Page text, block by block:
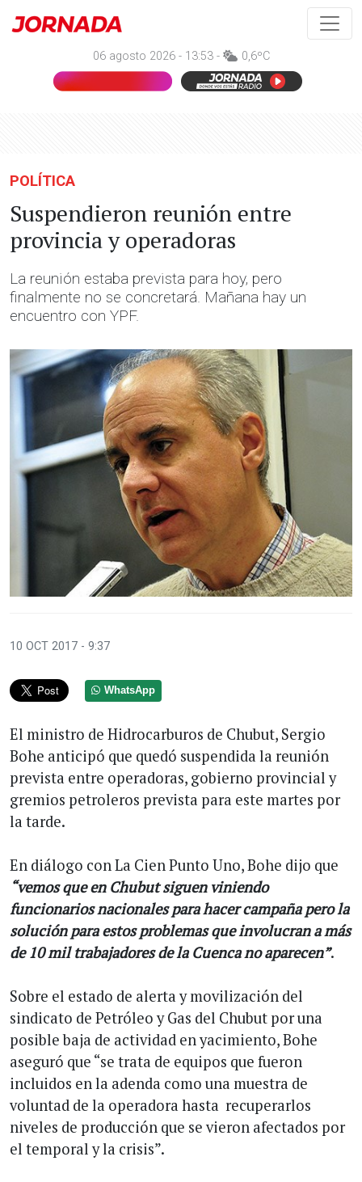
06 agosto 2026 - 13:53 - 0,6ºC
POLÍTICA
Suspendieron reunión entre
provincia y operadoras
La reunión estaba prevista para hoy, pero
finalmente no se concretará. Mañana hay un
encuentro con YPF.
10 OCT 2017 - 9:37
WhatsApp
El ministro de Hidrocarburos de Chubut, Sergio
Bohe anticipó que quedó suspendida la reunión
prevista entre operadoras, gobierno provincial y
gremios petroleros prevista para este martes por
la tarde.
En diálogo con La Cien Punto Uno, Bohe dijo que
“vemos que en Chubut siguen viniendo
funcionarios nacionales para hacer campaña pero la
solución para estos problemas que involucran a más
de 10 mil trabajadores de la Cuenca no aparecen”.
Sobre el estado de alerta y movilización del
sindicato de Petróleo y Gas del Chubut por una
posible baja de actividad en yacimiento, Bohe
aseguró que “se trata de equipos que fueron
incluidos en la adenda como una muestra de
voluntad de la operadora hasta recuperarlos
niveles de producción que se vieron afectados por
el temporal y la crisis”.